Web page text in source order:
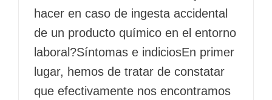
hacer en caso de ingesta accidental
de un producto químico en el entorno
laboral?Síntomas e indiciosEn primer
lugar, hemos de tratar de constatar
que efectivamente nos encontramos